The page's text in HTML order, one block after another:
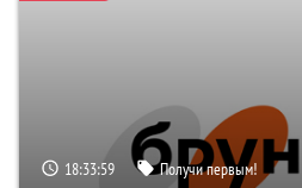
18:33:59 Получи первым!